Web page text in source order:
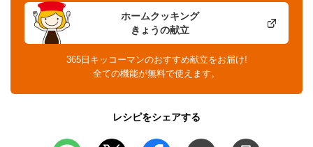
ホームクッキング
きょうの献立
365日キッコーマンのおすすめ献立をお届け!
全ての機能が無料で使えます。
レシピをシェアする